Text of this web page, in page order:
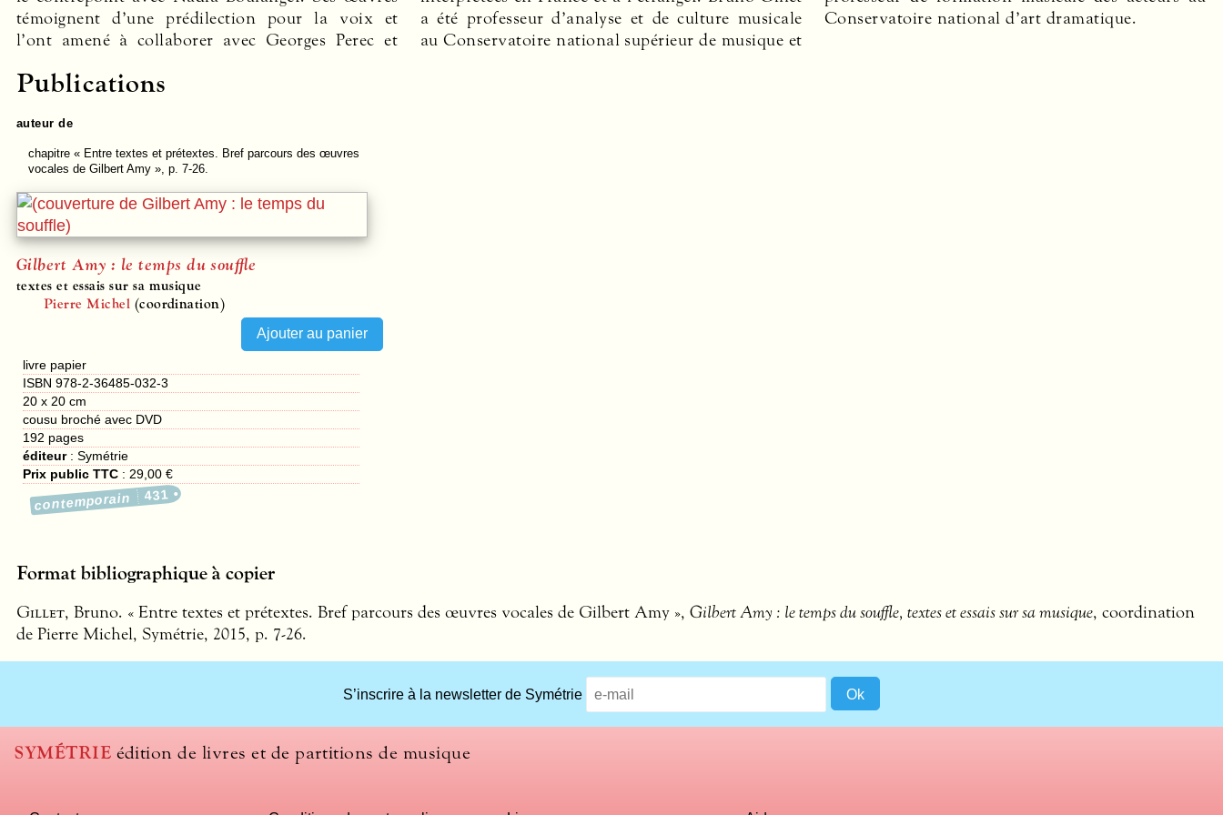
témoignent d’une prédilection pour la voix et
l’ont amené à collaborer avec Georges Perec et
a été professeur d’analyse et de culture musicale
au Conservatoire national supérieur de musique et
Conservatoire national d’art dramatique.
Publications
auteur de
chapitre« Entre textes et prétextes. Bref parcours des œuvres
vocales de Gilbert Amy », p. 7-26.
Gilbert Amy : le temps du souffle
textes et essais sur sa musique
Pierre Michel (coordination)
livre papier
ISBN 978-2-36485-032-3
20 x 20 cm
cousu broché avec DVD
192 pages
éditeur:Symétrie
Prix public TTC : 29,00 €
contemporain 431
Format bibliographique à copier
Gillet, Bruno. « Entre textes et prétextes. Bref parcours des œuvres vocales de Gilbert Amy », Gilbert Amy : le temps du souffle, textes et essais sur sa musique, coordination
de Pierre Michel, Symétrie, 2015, p. 7-26.
S’inscrire à la newsletter de Symétrie
SYMÉTRIE édition de livres et de partitions de musique